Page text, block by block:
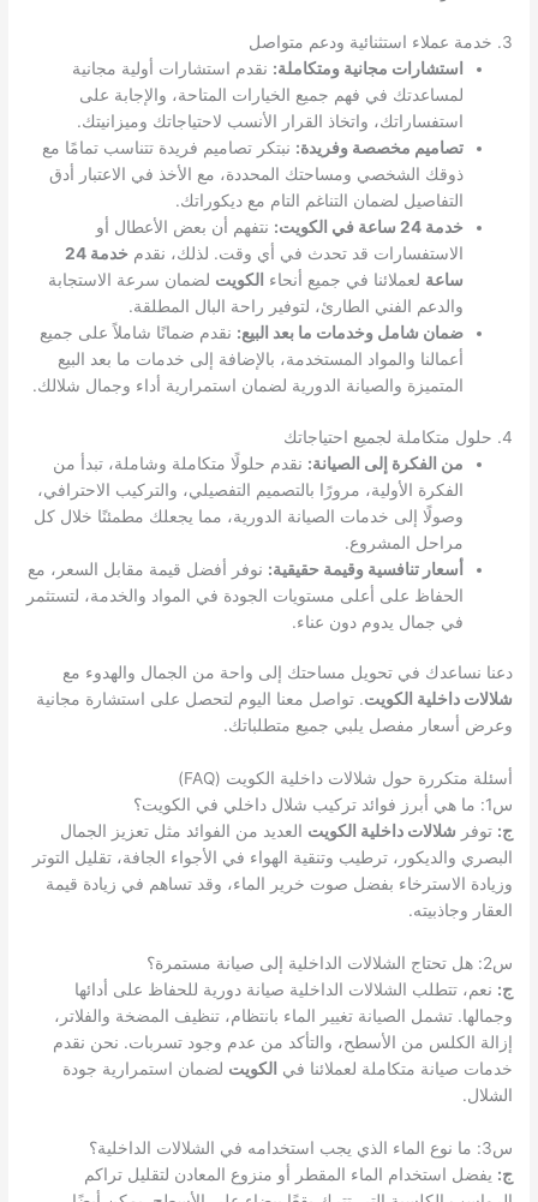
3. خدمة عملاء استثنائية ودعم متواصل
استشارات مجانية ومتكاملة: نقدم استشارات أولية مجانية
لمساعدتك في فهم جميع الخيارات المتاحة، والإجابة على
استفساراتك، واتخاذ القرار الأنسب لاحتياجاتك وميزانيتك.
تصاميم مخصصة وفريدة: نبتكر تصاميم فريدة تتناسب تمامًا مع
ذوقك الشخصي ومساحتك المحددة، مع الأخذ في الاعتبار أدق
التفاصيل لضمان التناغم التام مع ديكوراتك.
خدمة 24 ساعة في الكويت:
نتفهم أن بعض الأعطال أو
الاستفسارات قد تحدث في أي وقت. لذلك، نقدم
خدمة 24
ساعة لعملائنا في جميع أنحاء الكويت لضمان سرعة الاستجابة
والدعم الفني الطارئ، لتوفير راحة البال المطلقة.
ضمان شامل وخدمات ما بعد البيع: نقدم ضمانًا شاملاً على جميع
أعمالنا والمواد المستخدمة، بالإضافة إلى خدمات ما بعد البيع
المتميزة والصيانة الدورية لضمان استمرارية أداء وجمال شلالك.
4. حلول متكاملة لجميع احتياجاتك
من الفكرة إلى الصيانة: نقدم حلولًا متكاملة وشاملة، تبدأ من
الفكرة الأولية، مرورًا بالتصميم التفصيلي، والتركيب الاحترافي،
وصولًا إلى خدمات الصيانة الدورية، مما يجعلك مطمئنًا خلال كل
مراحل المشروع.
أسعار تنافسية وقيمة حقيقية: نوفر أفضل قيمة مقابل السعر، مع
الحفاظ على أعلى مستويات الجودة في المواد والخدمة، لتستثمر
في جمال يدوم دون عناء.
دعنا نساعدك في تحويل مساحتك إلى واحة من الجمال والهدوء مع
شلالات داخلية الكويت. تواصل معنا اليوم لتحصل على استشارة مجانية
وعرض أسعار مفصل يلبي جميع متطلباتك.
أسئلة متكررة حول شلالات داخلية الكويت (FAQ)
س1: ما هي أبرز فوائد تركيب شلال داخلي في الكويت؟
ج: توفر شلالات داخلية الكويت العديد من الفوائد مثل تعزيز الجمال
البصري والديكور، ترطيب وتنقية الهواء في الأجواء الجافة، تقليل التوتر
وزيادة الاسترخاء بفضل صوت خرير الماء، وقد تساهم في زيادة قيمة
العقار وجاذبيته.
س2: هل تحتاج الشلالات الداخلية إلى صيانة مستمرة؟
ج: نعم، تتطلب الشلالات الداخلية صيانة دورية للحفاظ على أدائها
وجمالها. تشمل الصيانة تغيير الماء بانتظام، تنظيف المضخة والفلاتر،
إزالة الكلس من الأسطح، والتأكد من عدم وجود تسربات. نحن نقدم
خدمات صيانة متكاملة لعملائنا في الكويت لضمان استمرارية جودة
الشلال.
س3: ما نوع الماء الذي يجب استخدامه في الشلالات الداخلية؟
ج: يفضل استخدام الماء المقطر أو منزوع المعادن لتقليل تراكم